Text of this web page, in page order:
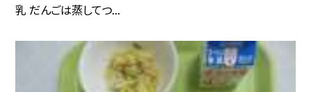
乳 だんごは蒸してつ...